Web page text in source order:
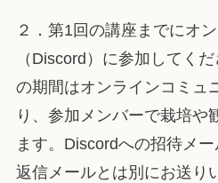
２．第1回の講座までにオ
（Discord）に参加してく
の期間はオンラインコミュ
り、参加メンバーで栽培や
ます。Discordへの招待メ
返信メールとは別にお送り